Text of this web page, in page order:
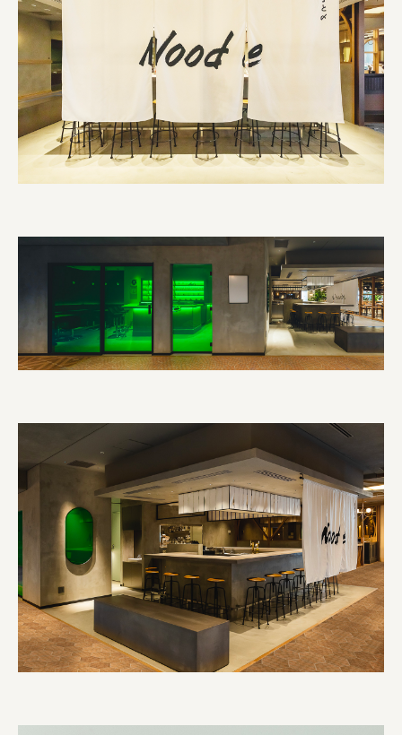
PALAB
株式会社ドリームプラザ
GOEMON
株式会社ヤマサン
株式会社 マツバラ
株式会社 中日ステンドアート
DEAR FRIEND'S
株式会社ポーラ
株式会社ロッテ
一般財団法人 伝統的工芸品産業振興協会
株式会社池田泉州銀行
岡野バルブ製造株式会社
株式会社ふくや
三井不動産株式会社
有限会社 丸久商店
株式会社イソガイ
インターステラテクノロジズ株式会社